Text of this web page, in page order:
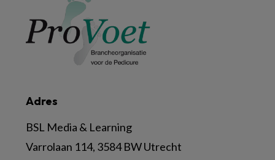
Adres
BSL Media & Learning
Varrolaan 114, 3584 BW Utrecht